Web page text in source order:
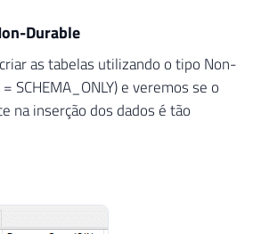
= DATEDIFF
10000
= 1
Durable
as tabelas utilizando o tipo Non-
SCHEMA_ONLY) e veremos se o
na inserção dos dados é tão